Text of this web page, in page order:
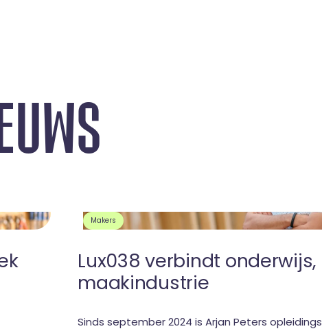
UWS
Makers
Lux038 verbindt
maakindustrie
Sinds september 2024 is Arjan Peters